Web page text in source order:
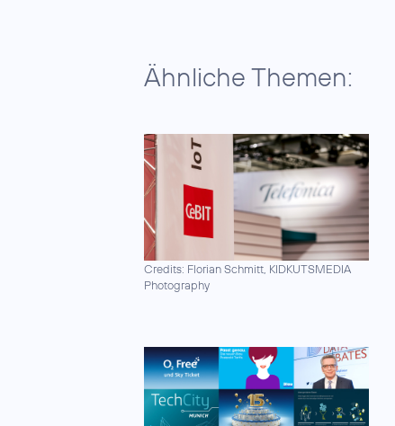
Ähnliche Themen:
Credits: Florian Schmitt, KIDKUTSMEDIA
Photography